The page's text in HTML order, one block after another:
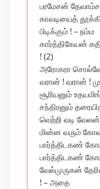
பரமேசன்
காவடியைத்
பிடிக்கும் ! – நம்ம‌
கார்த்திகேயன்
! (2)
அரோகரா
வரான் ! வரான் !
சூரியனும்
சந்திரனும்
வெற்றி வடி
மின்ன வரும்
பார்த்திடகண்
பார்த்திடகண்
வேல்முருகன்
! – அதை